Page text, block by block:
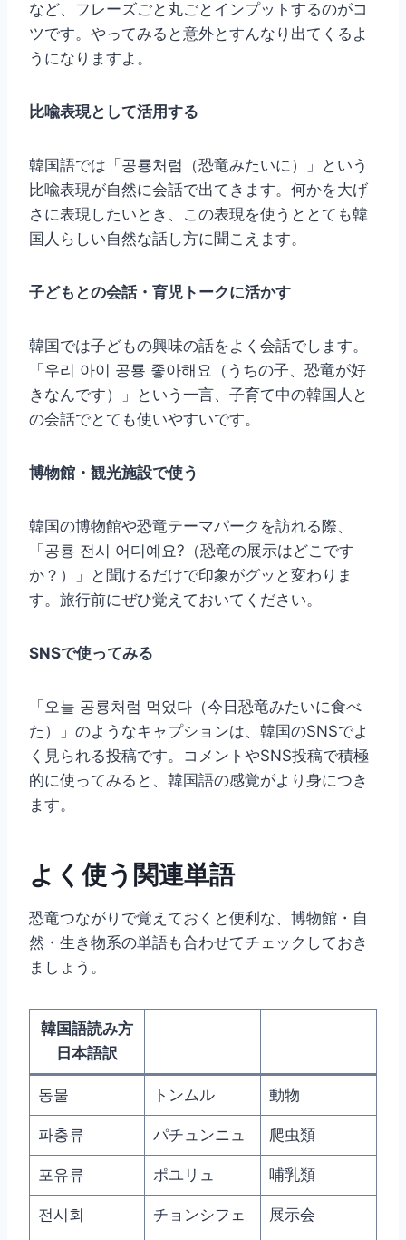
など、フレーズごと丸ごとインプットするのがコ
ツです。やってみると意外とすんなり出てくるよ
うになりますよ。
比喩表現として活用する
韓国語では「공룡처럼（恐竜みたいに）」という
比喩表現が自然に会話で出てきます。何かを大げ
さに表現したいとき、この表現を使うととても韓
国人らしい自然な話し方に聞こえます。
子どもとの会話・育児トークに活かす
韓国では子どもの興味の話をよく会話でします。
「우리 아이 공룡 좋아해요（うちの子、恐竜が好
きなんです）」という一言、子育て中の韓国人と
の会話でとても使いやすいです。
博物館・観光施設で使う
韓国の博物館や恐竜テーマパークを訪れる際、
「공룡 전시 어디예요?（恐竜の展示はどこです
か？）」と聞けるだけで印象がグッと変わりま
す。旅行前にぜひ覚えておいてください。
SNSで使ってみる
「오늘 공룡처럼 먹었다（今日恐竜みたいに食べ
た）」のようなキャプションは、韓国のSNSでよ
く見られる投稿です。コメントやSNS投稿で積極
的に使ってみると、韓国語の感覚がより身につき
ます。
よく使う関連単語
恐竜つながりで覚えておくと便利な、博物館・自
然・生き物系の単語も合わせてチェックしておき
ましょう。
韓国語読み方
日本語訳
동물 トンムル 動物
파충류 パチュンニュ 爬虫類
포유류 ポユリュ 哺乳類
전시회 チョンシフェ 展示会